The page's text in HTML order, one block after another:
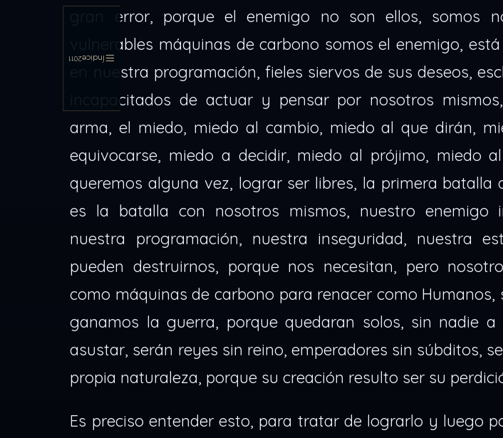
Índice
2011
gran error, porque el enemigo no son ellos, somos
vulnerables máquinas de carbono somos el enemigo,
en nuestra programación, fieles siervos de sus deseos,
incapacitados de actuar y pensar por nosotros
arma, el miedo, miedo al cambio, miedo al que dirán,
equivocarse, miedo a decidir, miedo al prójimo, miedo
queremos alguna vez, lograr ser libres, la primera batalla
es la batalla con nosotros mismos, nuestro enemigo
nuestra programación, nuestra inseguridad, nuestra
pueden destruirnos, porque nos necesitan, pero
como máquinas de carbono para renacer como
ganamos la guerra, porque quedaran solos, sin nadie a
asustar, serán reyes sin reino, emperadores sin súbditos,
propia naturaleza, porque su creación resulto ser su
Es preciso entender esto, para tratar de lograrlo y luego